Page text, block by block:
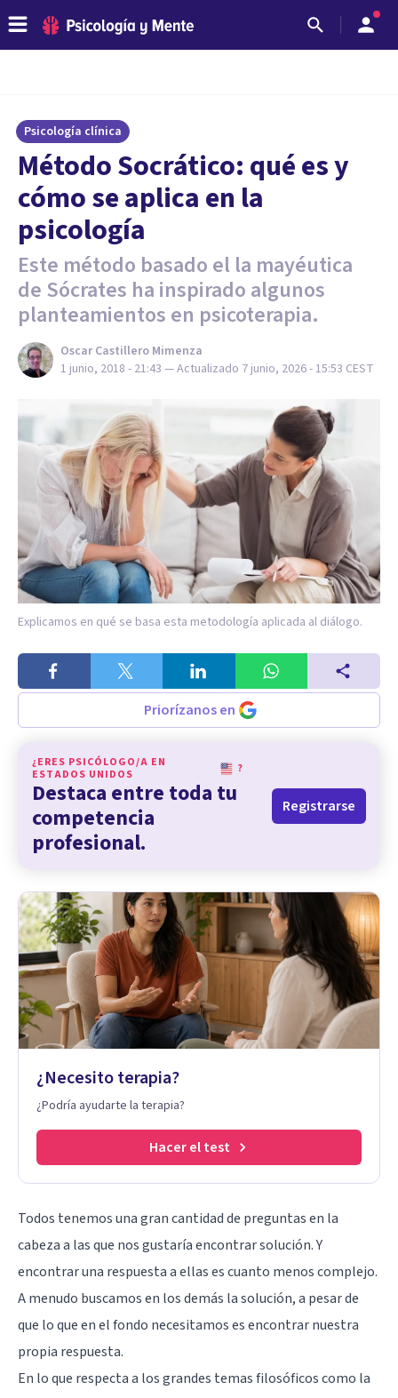
Psicología clínica
Método Socrático: qué es y
cómo se aplica en la
psicología
Este método basado el la mayéutica
de Sócrates ha inspirado algunos
planteamientos en psicoterapia.
Oscar Castillero Mimenza
1 junio, 2018 - 21:43 — Actualizado 7 junio, 2026 - 15:53 CEST
Explicamos en qué se basa esta metodología aplicada al diálogo.
Priorízanos en
¿ERES PSICÓLOGO/A EN
ESTADOS UNIDOS
?
Destaca entre toda tu
competencia
profesional.
Registrarse
¿Necesito terapia?
¿Podría ayudarte la terapia?
Hacer el test
Todos tenemos una gran cantidad de preguntas en la
cabeza a las que nos gustaría encontrar solución. Y
encontrar una respuesta a ellas es cuanto menos complejo.
A menudo buscamos en los demás la solución, a pesar de
que lo que en el fondo necesitamos es encontrar nuestra
propia respuesta.
En lo que respecta a los grandes temas filosóficos como la